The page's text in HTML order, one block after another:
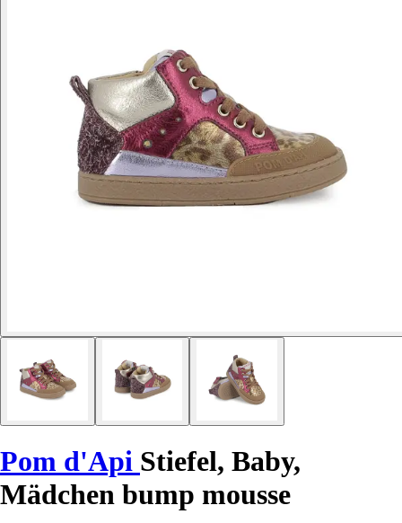
Pom d'Api Stiefel, Baby,
Mädchen bump mousse